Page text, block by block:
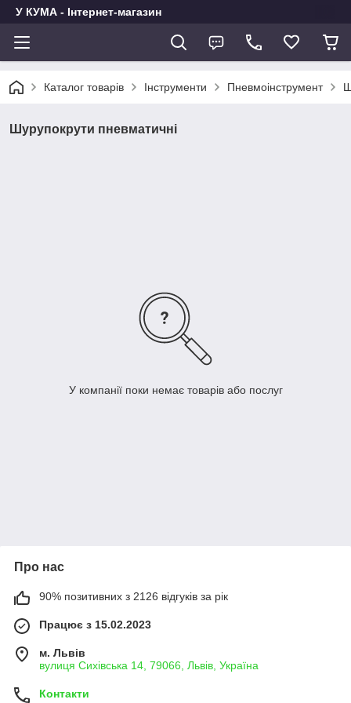
У КУМА - Інтернет-магазин
Каталог товарів Інструменти Пневмоінструмент
Шурупокрути пневматичні
У компанії поки немає товарів або послуг
Про нас
90% позитивних з 2126 відгуків за рік
Працює з 15.02.2023
м. Львів
вулиця Сихівська 14, 79066, Львів, Україна
Контакти